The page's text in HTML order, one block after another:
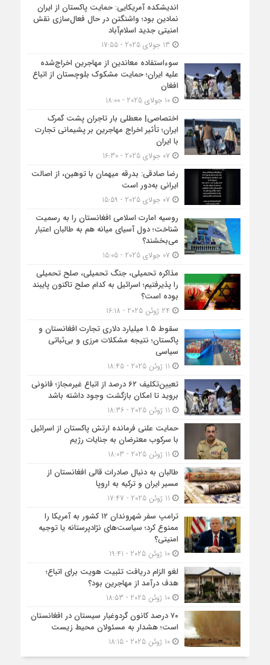
اندیشکده آمریکایی: حمایت پاکستان از ایران
نمادین بود؛ واشنگتن در حال فعال‌سازی نقش
امنیتی جدید اسلام‌آباد
سوءاستفاده معاندین از مهاجرین اخراج‌شده
علیه ایران؛ حمایت مشکوک بلوچستان از اتباع
افغان
10 جولای 2025 - 18:00
اختصاصی| معطلی بار تاجران پشت گمرک
ایران؛ تأثیر اخراج مهاجرین بر پشیمانی تجارت
با ایران
رضا صادقی: بدرقه میهمان با توهین، از اصالت
ایرانی به‌دور است
روسیه امارت اسلامی افغانستان را به رسمیت
شناخت؛ دول آسیای میانه هم به طالبان اعتبار
می‎‌بخشند؟
مذاکره تحمیلی، جنگ تحمیلی، صلح تحمیلی
را پذیرفتیم؛ اسرائیل به کدام صلح تاکنون پایبند
بوده است؟
سقوط ۱.۵ میلیارد دلاری تجارت افغانستان و
پاکستان؛ نتیجه مشکلات مرزی و بی‌ثباتی
سیاسی
تعیین‌تکلیف ۶۲ درصد از اتباع غیرمجاز؛ قانونی
بروید تا امکان بازگشت وجود داشته باشد
حمایت علنی فرمانده ارتش پاکستان از اسرائیل
با سرکوب معترضان به جنایات رژیم
طالبان به دنبال صادرات قالی افغانستان از
مسیر ایران و ترکیه به اروپا
ترامپ سفر شهروندان ۱۲ کشور به آمریکا را
ممنوع کرد؛ سیاست‌های نژادپرستانه یا توجیه
امنیتی؟
10 ژوئن 2025 - 19:41
لغو الزام دریافت تثبیت هویت برای اتباع؛
هدف درآمد از مهاجرین بود؟
10 ژوئن 2025 - 18:53
۷۰ درصد کانون گردوغبار سیستان در افغانستان
است؛ هشدار به مسئولان محیط زیست
10 ژوئن 2025 - 18:15